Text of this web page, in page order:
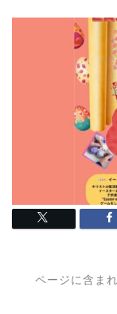
ページに含ま